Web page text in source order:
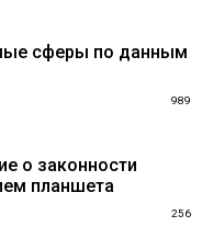
сферы по данным
989
о законности
планшета
256